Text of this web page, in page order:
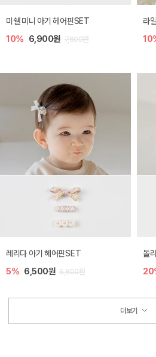
미쉘 미니 아기 헤어핀SET
10% 6,900원 7,600원
라
레리다 아기 헤어핀SET
5% 6,500원 6,800원
돌
더보기